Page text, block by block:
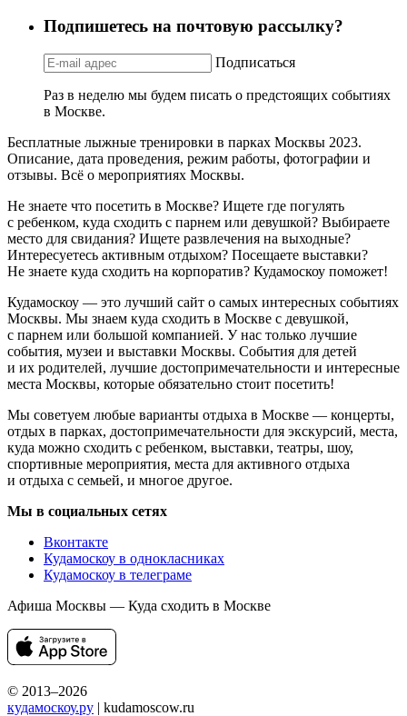
Подпишетесь на почтовую рассылку?
Подписаться
Раз в неделю мы будем писать о предстоящих событиях
в Москве.
Бесплатные лыжные тренировки в парках Москвы 2023.
Описание, дата проведения, режим работы, фотографии и
отзывы. Всё о мероприятиях Москвы.
Не знаете что посетить в Москве? Ищете где погулять
с ребенком, куда сходить с парнем или девушкой? Выбираете
место для свидания? Ищете развлечения на выходные?
Интересуетесь активным отдыхом? Посещаете выставки?
Не знаете куда сходить на корпоратив? Кудамоскоу поможет!
Кудамоскоу — это лучший сайт о самых интересных событиях
Москвы. Мы знаем куда сходить в Москве с девушкой,
с парнем или большой компанией. У нас только лучшие
события, музеи и выставки Москвы. События для детей
и их родителей, лучшие достопримечательности и интересные
места Москвы, которые обязательно стоит посетить!
Мы советуем любые варианты отдыха в Москве — концерты,
отдых в парках, достопримечательности для экскурсий, места,
куда можно сходить с ребенком, выставки, театры, шоу,
спортивные мероприятия, места для активного отдыха
и отдыха с семьей, и многое другое.
Мы в социальных сетях
Вконтакте
Кудамоскоу в однокласниках
Кудамоскоу в телеграме
Афиша Москвы — Куда сходить в Москве
© 2013–2026
кудамоскоу.ру | kudamoscow.ru